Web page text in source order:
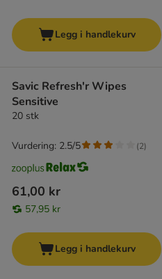
Legg i handlekurv
Savic Refresh'r Wipes
Sensitive
20 stk
61,00 kr
57,95 kr
Vurdering: 2.5/5 (2)
Legg i handlekurv